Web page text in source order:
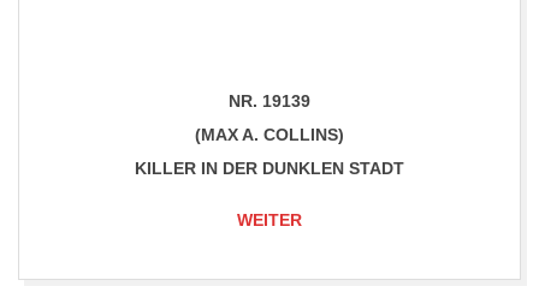
NR. 19139
(MAX A. COLLINS)
KILLER IN DER DUNKLEN STADT
WEITER